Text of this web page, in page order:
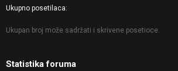
Ukupno posetilaca
Ukupan broj može sadržati i skrivene posetioce.
Statistika foruma